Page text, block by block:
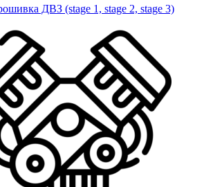
ДВЗ (stage 1, stage 2, stage 3)